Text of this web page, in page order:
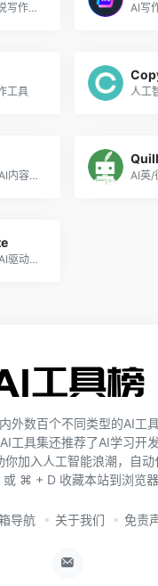
百度免费AI小说写作工具
工具
Notion推出的AI内容创作助手
DeepL推出的AI驱动的写作助手
外数百个不同类型的AI工
工具集还推荐了AI学习开发
你加入人工智能浪潮，自
⌘ + D 收藏本站到浏览器
导航 关于我们 免责